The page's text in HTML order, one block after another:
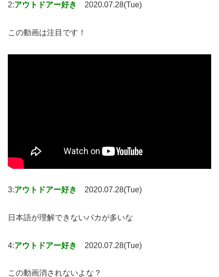
2:アウトドアー好き 2020.07.28(Tue)
この動画は注目です！
3:アウトドアー好き 2020.07.28(Tue)
日本語が理解できないバカが多いな
4:アウトドアー好き 2020.07.28(Tue)
この動画消されないよな？